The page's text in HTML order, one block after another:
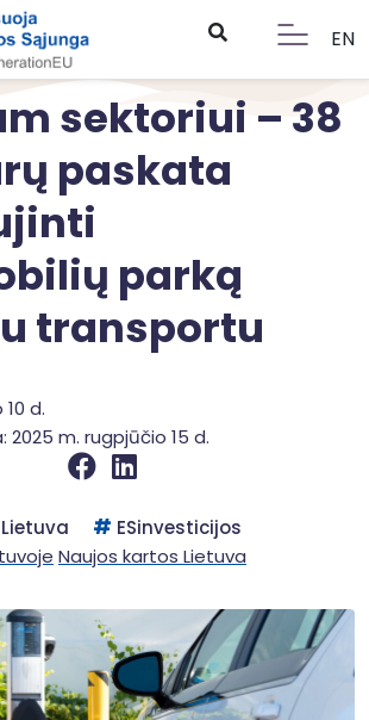
EN
sektoriui – 38
paskata
parką
transportu
d.
m. rugpjūčio 15 d.
ESinvesticijos
Naujos kartos Lietuva